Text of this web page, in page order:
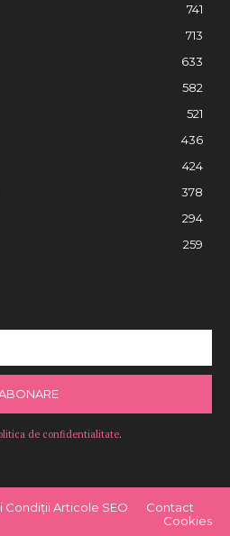
741
713
633
582
521
436
424
378
294
259
de confidentialitate.
Condiții Articole SEO
Contact
Cookies